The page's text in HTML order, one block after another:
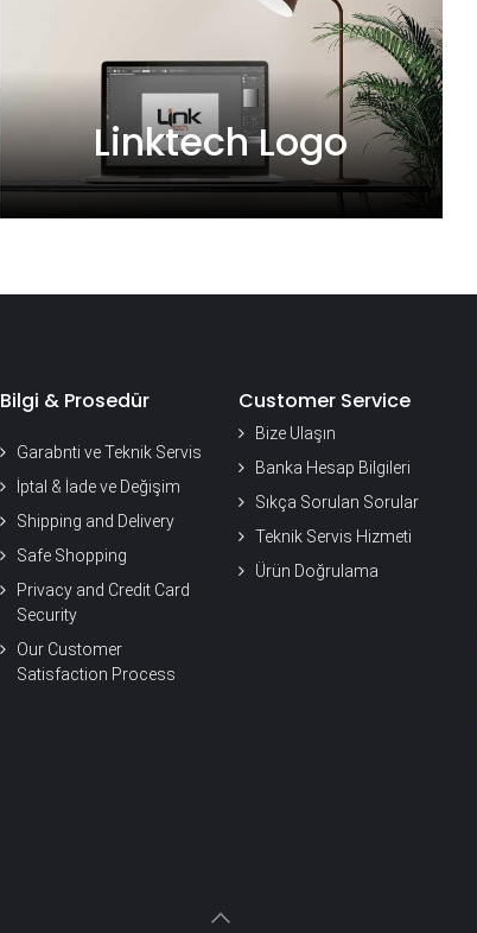
Linktech Logo
Bilgi & Prosedür
Garabnti ve Teknik Servis
İptal & İade ve Değişim
Shipping and Delivery
Safe Shopping
Privacy and Credit Card
Security
Our Customer
Satisfaction Process
Customer Service
Bize Ulaşın
Banka Hesap Bilgileri
Sıkça Sorulan Sorular
Teknik Servis Hizmeti
Ürün Doğrulama